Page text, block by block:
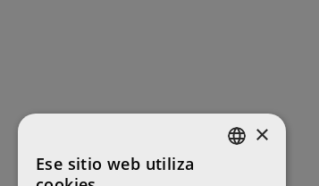
×
Ese sitio web utiliza